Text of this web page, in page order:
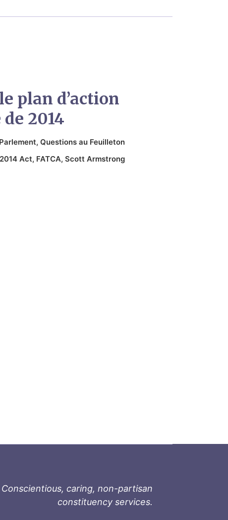
plan d’action
2014
Parlement, Questions au Feuilleton
Act, FATCA, Scott Armstrong
Conscientious, caring, non-partisan
constituency services.